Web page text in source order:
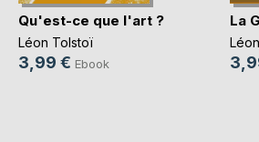
Qu'est-ce que l'art ?
Léon Tolstoï
3,99 € Ebook
La